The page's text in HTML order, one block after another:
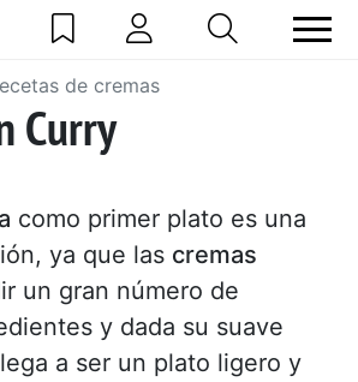
de cremas
Curry
como primer plato es una
ya que las cremas
un gran número de
y dada su suave
a ser un plato ligero y